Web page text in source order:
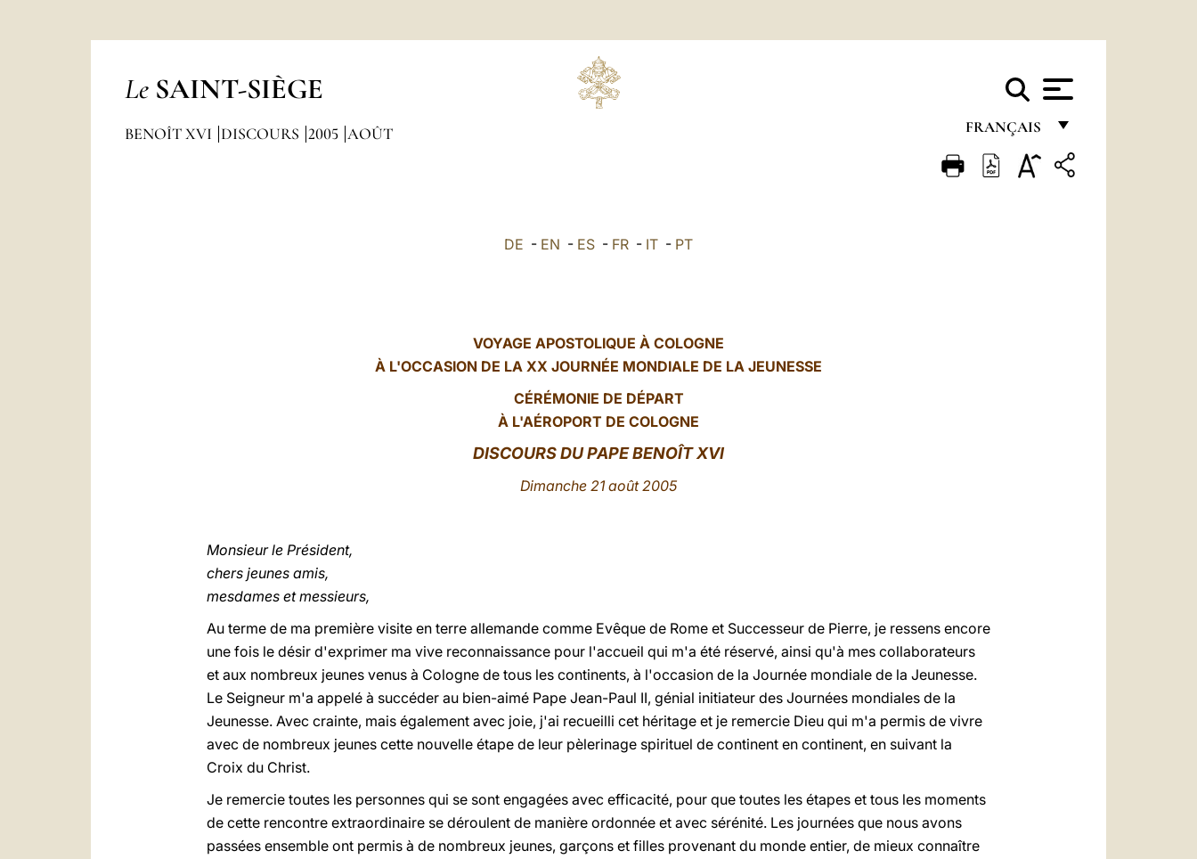
Le SAINT-SIÈGE
FRANÇAIS
FRANÇAIS
BENOÎT XVI DISCOURS 2005 AOÛT
DE - EN - ES - FR - IT - PT
VOYAGE APOSTOLIQUE À COLOGNE
À L'OCCASION DE LA XX JOURNÉE MONDIALE DE LA JEUNESSE
CÉRÉMONIE DE DÉPART
À L'AÉROPORT DE COLOGNE
DISCOURS DU PAPE BENOÎT XVI
Dimanche 21 août 2005
Monsieur le Président,
chers jeunes amis,
mesdames et messieurs,
Au terme de ma première visite en terre allemande comme Evêque de Rome et Successeur de Pierre, je ressens encore
une fois le désir d'exprimer ma vive reconnaissance pour l'accueil qui m'a été réservé, ainsi qu'à mes collaborateurs
et aux nombreux jeunes venus à Cologne de tous les continents, à l'occasion de la Journée mondiale de la Jeunesse.
Le Seigneur m'a appelé à succéder au bien-aimé Pape Jean-Paul II, génial initiateur des Journées mondiales de la
Jeunesse. Avec crainte, mais également avec joie, j'ai recueilli cet héritage et je remercie Dieu qui m'a permis de vivre
avec de nombreux jeunes cette nouvelle étape de leur pèlerinage spirituel de continent en continent, en suivant la
Croix du Christ.
Je remercie toutes les personnes qui se sont engagées avec efficacité, pour que toutes les étapes et tous les moments
de cette rencontre extraordinaire se déroulent de manière ordonnée et avec sérénité. Les journées que nous avons
passées ensemble ont permis à de nombreux jeunes, garçons et filles provenant du monde entier, de mieux connaître